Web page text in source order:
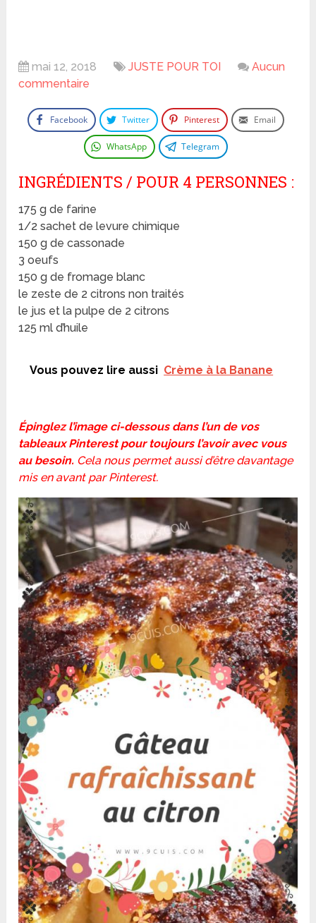
mai 12, 2018 JUSTE POUR TOI
Aucun
commentaire
Facebook Twitter Pinterest Email
WhatsApp Telegram
INGRÉDIENTS / POUR 4 PERSONNES :
175 g de farine
1/2 sachet de levure chimique
150 g de cassonade
3 oeufs
150 g de fromage blanc
le zeste de 2 citrons non traités
le jus et la pulpe de 2 citrons
125 ml d’huile
Vous pouvez lire aussi Crème à la Banane
Épinglez l’image ci-dessous dans l’un de vos
tableaux Pinterest pour toujours l’avoir avec vous
au besoin. Cela nous permet aussi d’être davantage
mis en avant par Pinterest.